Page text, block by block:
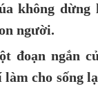
không
người.
đoạn ngắn
cho sống